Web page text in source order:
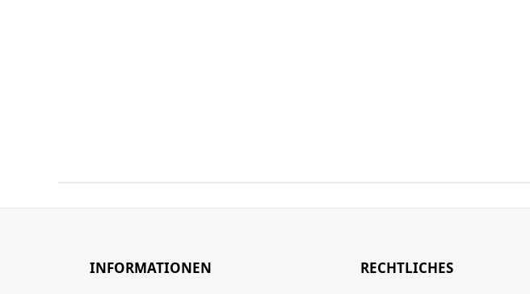
INFORMATIONEN RECHTLICHES